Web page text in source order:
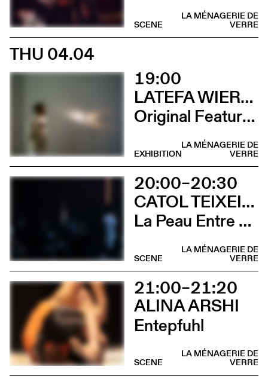
LA MÉNAGERIE DE
VERRE
SCENE
THU 04.04
19:00
LATEFA WIERSCH
Original Features
LA MÉNAGERIE DE
VERRE
EXHIBITION
20:00–20:30
CATOL TEIXEIRA
La Peau Entre Les Doigts
LA MÉNAGERIE DE
VERRE
SCENE
21:00–21:20
ALINA ARSHI
Entepfuhl
LA MÉNAGERIE DE
VERRE
SCENE